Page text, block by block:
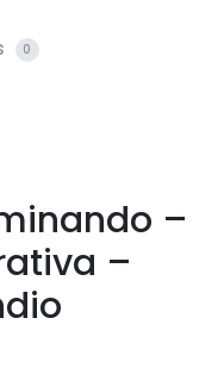
0
–
–